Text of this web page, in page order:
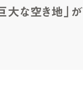
大な空き地」が